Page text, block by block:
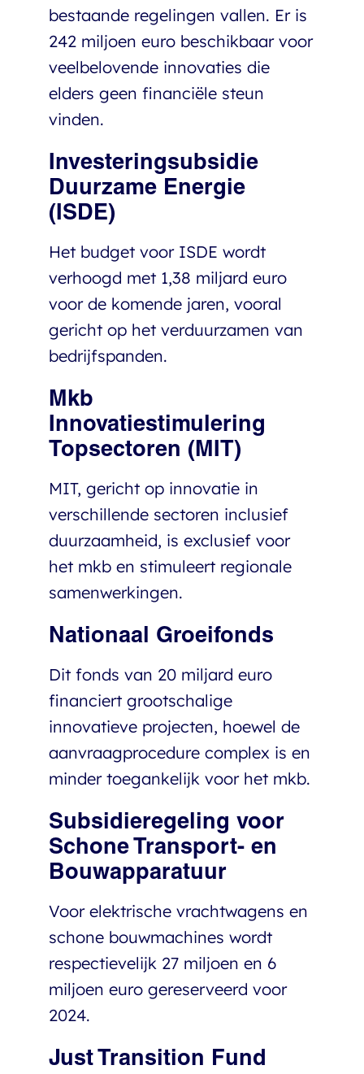
bestaande regelingen vallen. Er is
242 miljoen euro beschikbaar voor
veelbelovende innovaties die
elders geen financiële steun
vinden.
Investeringsubsidie
Duurzame Energie
(ISDE)
Het budget voor ISDE wordt
verhoogd met 1,38 miljard euro
voor de komende jaren, vooral
gericht op het verduurzamen van
bedrijfspanden.
Mkb
Innovatiestimulering
Topsectoren (MIT)
MIT, gericht op innovatie in
verschillende sectoren inclusief
duurzaamheid, is exclusief voor
het mkb en stimuleert regionale
samenwerkingen.
Nationaal Groeifonds
Dit fonds van 20 miljard euro
financiert grootschalige
innovatieve projecten, hoewel de
aanvraagprocedure complex is en
minder toegankelijk voor het mkb.
Subsidieregeling voor
Schone Transport- en
Bouwapparatuur
Voor elektrische vrachtwagens en
schone bouwmachines wordt
respectievelijk 27 miljoen en 6
miljoen euro gereserveerd voor
2024.
Just Transition Fund